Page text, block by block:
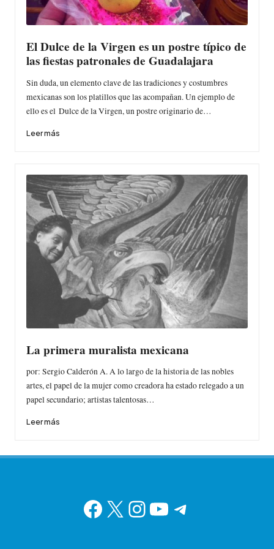
El Dulce de la Virgen es un postre típico de
las fiestas patronales de Guadalajara
Sin duda, un elemento clave de las tradiciones y costumbres
mexicanas son los platillos que las acompañan. Un ejemplo de
ello es el Dulce de la Virgen, un postre originario de…
Leer más
La primera muralista mexicana
por: Sergio Calderón A. A lo largo de la historia de las nobles
artes, el papel de la mujer como creadora ha estado relegado a un
papel secundario; artistas talentosas…
Leer más
Facebook
X Instagram
YouTube
Telegram